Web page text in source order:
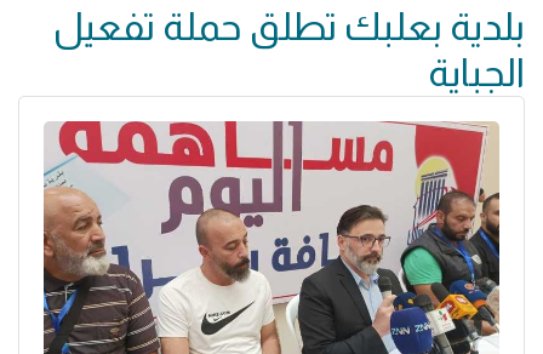
بلدية بعلبك تطلق حملة تفعيل
الجباية